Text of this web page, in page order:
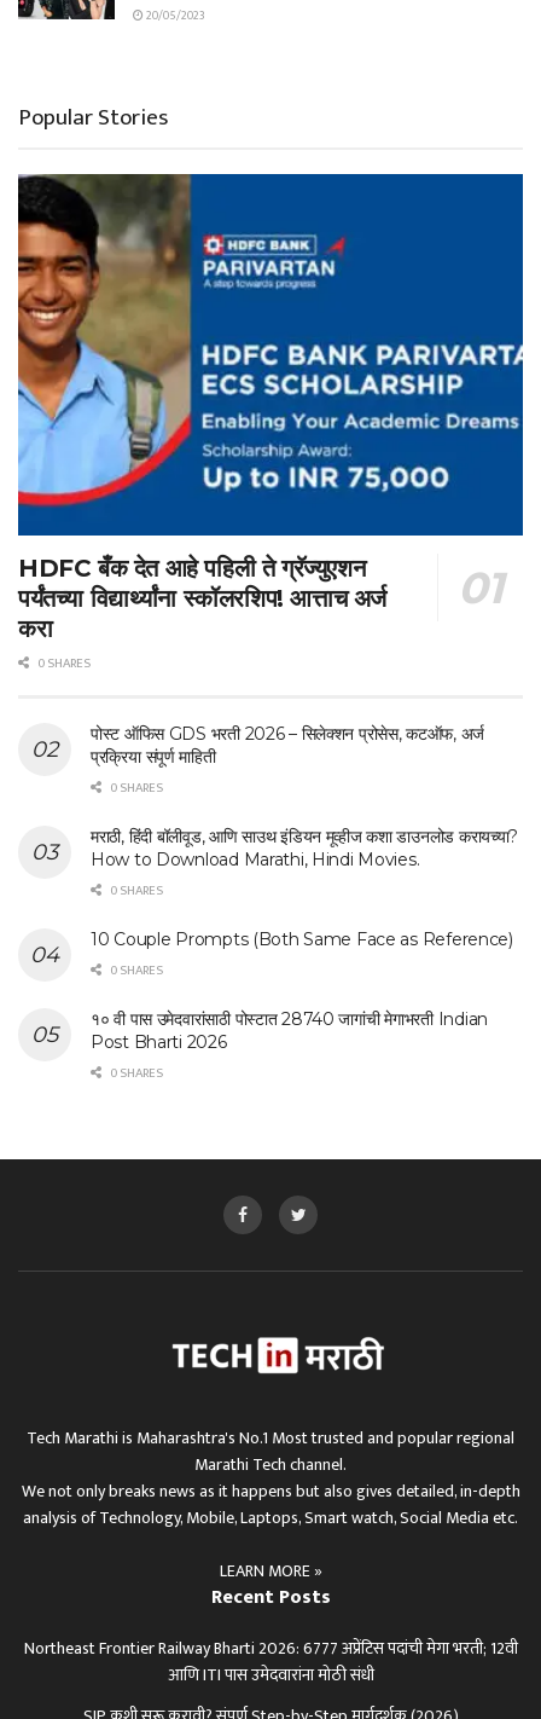
20/05/2023
Popular Stories
HDFC बँक देत आहे पहिली ते ग्रॅज्युएशन
पर्यंतच्या विद्यार्थ्यांना स्कॉलरशिप! आत्ताच अर्ज
करा
0 SHARES
पोस्ट ऑफिस GDS भरती 2026 – सिलेक्शन प्रोसेस, कटऑफ, अर्ज
प्रक्रिया संपूर्ण माहिती
0 SHARES
मराठी, हिंदी बॉलीवूड, आणि साउथ इंडियन मूव्हीज कशा डाउनलोड करायच्या?
How to Download Marathi, Hindi Movies.
0 SHARES
10 Couple Prompts (Both Same Face as Reference)
0 SHARES
१० वी पास उमेदवारांसाठी पोस्टात 28740 जागांची मेगाभरती Indian
Post Bharti 2026
0 SHARES
Tech Marathi is Maharashtra's No.1 Most trusted and popular regional
Marathi Tech channel.
We not only breaks news as it happens but also gives detailed, in-depth
analysis of Technology, Mobile, Laptops, Smart watch, Social Media etc.
LEARN MORE »
Recent Posts
Northeast Frontier Railway Bharti 2026: 6777 अप्रेंटिस पदांची मेगा भरती; 12वी
आणि ITI पास उमेदवारांना मोठी संधी